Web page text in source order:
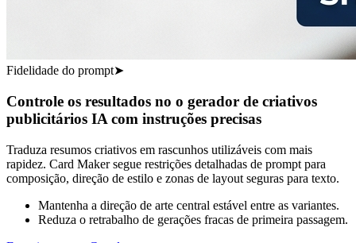
Fidelidade do prompt➤
Controle os resultados no o gerador de criativos
publicitários IA com instruções precisas
Traduza resumos criativos em rascunhos utilizáveis ​​com mais
rapidez. Card Maker segue restrições detalhadas de prompt para
composição, direção de estilo e zonas de layout seguras para texto.
Mantenha a direção de arte central estável entre as variantes.
Reduza o retrabalho de gerações fracas de primeira passagem.